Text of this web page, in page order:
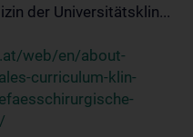
der Universitätsklin...
web/en/about-
curriculum-klin-